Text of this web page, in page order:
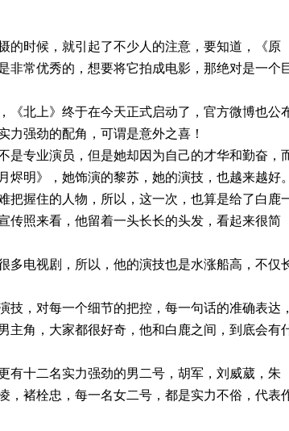
的时候 ，就引起了不少人 的注意 ， 要知道，
《原
非常优秀的， 想要将它拍成电影， 那绝对是一个
《北上》 终于在今天正式启动了，官方微博也公
力强劲的配角， 可谓是意外之喜！
是专业演员 ，但是她却因为自己的才华和勤奋 ，
烬明》 ，她饰演的黎苏， 她的演技，也越来越好。
把握住的 人物 ， 所以 ，这一次 ，也算是给了白鹿
传照来看 ， 他留着一头长长的头发， 看起来很简
多电视剧 ， 所以，他的演技也是水涨船高 ， 不仅
技 ，对每一个细节的把控 ， 每一句话的准确表达 ，
主角 ， 大家都很好奇， 他和白鹿之间，到底会有
有十二名实力强劲的男二号 ，胡军 ， 刘威葳 ， 朱
， 褚栓忠， 每一名女二号， 都是实力不俗 ，代表